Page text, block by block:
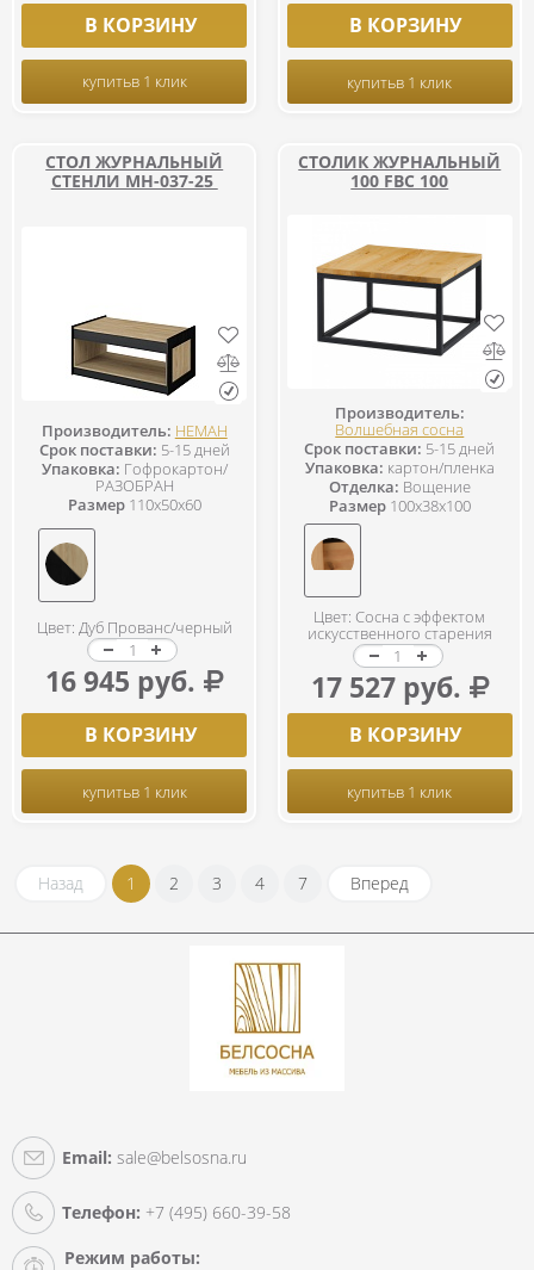
В КОРЗИНУ
купитьв 1 клик
В КОРЗИНУ
купитьв 1 клик
СТОЛ ЖУРНАЛЬНЫЙ
СТЕНЛИ МН-037-25
Производитель: НЕМАН
Срок поставки: 5-15 дней
Упаковка: Гофрокартон/
РАЗОБРАН
Размер110x50x60
Цвет: Дуб Прованс/черный
16 945 руб.
В КОРЗИНУ
купитьв 1 клик
СТОЛИК ЖУРНАЛЬНЫЙ
100 FBC 100
Производитель:
Волшебная сосна
Срок поставки: 5-15 дней
Упаковка: картон/пленка
Отделка: Вощение
Размер100x38x100
Цвет: Сосна с эффектом
искусственного старения
17 527 руб.
В КОРЗИНУ
купитьв 1 клик
Назад 1 2 3 4 7 Вперед
Email: sale@belsosna.ru
Телефон: +7 (495) 660-39-58
Режим работы: